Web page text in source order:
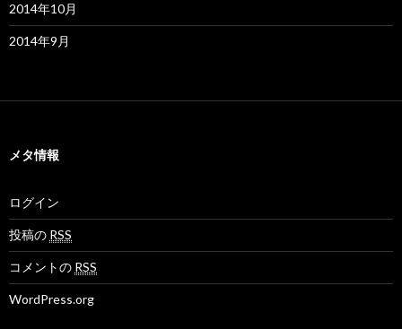
2014年10月
2014年9月
メタ情報
ログイン
投稿の RSS
コメントの RSS
WordPress.org